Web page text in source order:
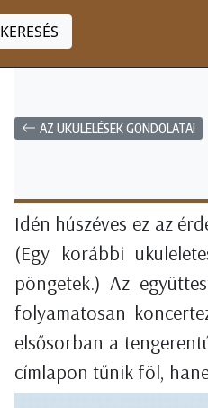
KERESÉS
AZ UKULELÉSEK GONDOLATAI
Idén húszéves ez az
(Egy korábbi
pöngetek.) Az
folyamatosan
elsősorban a
címlapon tűnik föl,